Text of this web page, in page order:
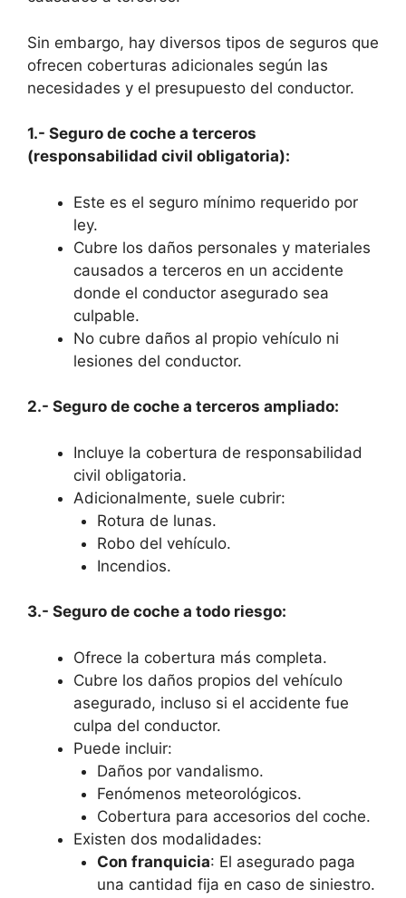
Sin embargo, hay diversos tipos de seguros que
ofrecen coberturas adicionales según las
necesidades y el presupuesto del conductor.
1.- Seguro de coche a terceros
(responsabilidad civil obligatoria):
Este es el seguro mínimo requerido por
ley.
Cubre los daños personales y materiales
causados a terceros en un accidente
donde el conductor asegurado sea
culpable.
No cubre daños al propio vehículo ni
lesiones del conductor.
2.- Seguro de coche a terceros ampliado:
Incluye la cobertura de responsabilidad
civil obligatoria.
Adicionalmente, suele cubrir:
Rotura de lunas.
Robo del vehículo.
Incendios.
3.- Seguro de coche a todo riesgo:
Ofrece la cobertura más completa.
Cubre los daños propios del vehículo
asegurado, incluso si el accidente fue
culpa del conductor.
Puede incluir:
Daños por vandalismo.
Fenómenos meteorológicos.
Cobertura para accesorios del coche.
Existen dos modalidades:
Con franquicia: El asegurado paga
una cantidad fija en caso de siniestro.